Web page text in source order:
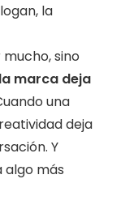
la
sino
marca deja
una
deja
Y
algo más